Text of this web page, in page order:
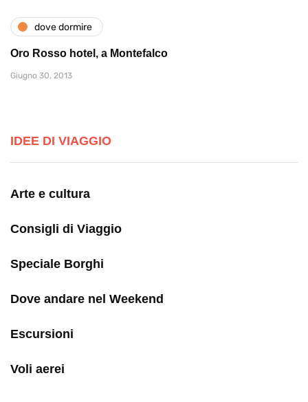
dove dormire
Oro Rosso hotel, a Montefalco
Giugno 30, 2013
IDEE DI VIAGGIO
Arte e cultura
Consigli di Viaggio
Speciale Borghi
Dove andare nel Weekend
Escursioni
Voli aerei